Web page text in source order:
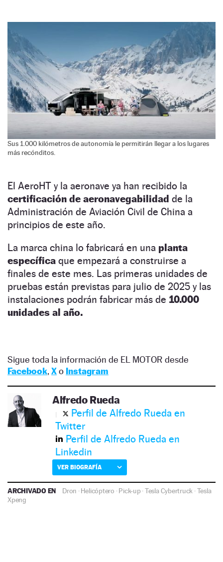
Sus 1.000 kilómetros de autonomía le permitirán llegar a los lugares
más recónditos.
El AeroHT y la aeronave ya han recibido la
certificación de aeronavegabilidad de la
Administración de Aviación Civil de China a
principios de este año.
La marca china lo fabricará en una planta
específica que empezará a construirse a
finales de este mes. Las primeras unidades de
pruebas están previstas para julio de 2025 y las
instalaciones podrán fabricar más de 10.000
unidades al año.
Sigue toda la información de EL MOTOR desde
Facebook, Xo Instagram
Alfredo Rueda
Perfil de Alfredo Rueda en
Twitter
Perfil de Alfredo Rueda en
Linkedin
VER BIOGRAFÍA
ARCHIVADO EN Dron ·Helicóptero ·Pick-up ·Tesla Cybertruck ·Tesla
Xpeng